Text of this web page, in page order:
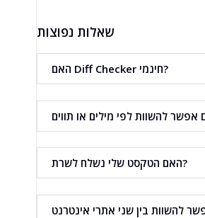
שאלות נפוצות
האם Diff Checker חינמי?
האם הטקסט שלי נשלח לשרת?